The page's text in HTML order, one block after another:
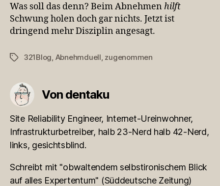
Was soll das denn? Beim Abnehmen hilft
Schwung holen doch gar nichts. Jetzt ist
dringend mehr Disziplin angesagt.
Schlagwörter
321Blog Abnehmduell zugenommen
Von dentaku
Site Reliability Engineer, Internet-Ureinwohner,
Infrastrukturbetreiber, halb 23-Nerd halb 42-Nerd,
links, gesichtsblind.
Schreibt mit "obwaltendem selbstironischem Blick
auf alles Expertentum" (Süddeutsche Zeitung)